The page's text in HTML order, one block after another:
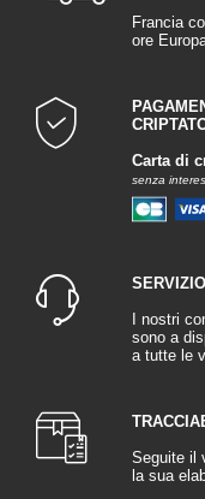
Francia
ore
Carta di
senza
I nostri
sono a
a tutte le
Seguite il
la sua